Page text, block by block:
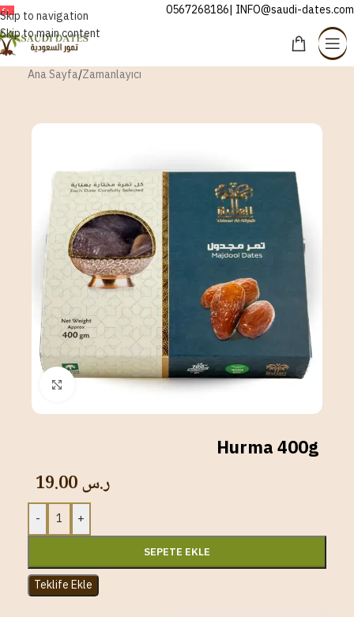
Skip to navigation
Skip to main content
TÜRKÇE 0567268186| INFO@saudi-dates.com
Ana Sayfa/Zamanlayıcı
Click to enlarge
Hurma 400g
ر.س
- +
SEPETE EKLE
Teklife Ekle